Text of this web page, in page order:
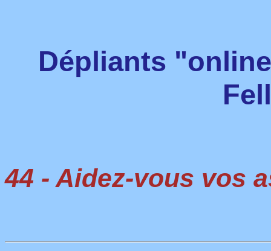
Dépliants
44 - Aidez-vous vos